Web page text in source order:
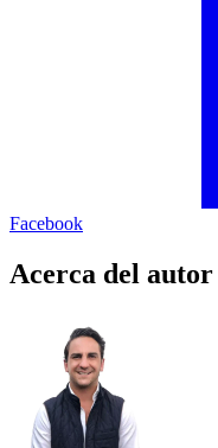
Facebook
Acerca del autor